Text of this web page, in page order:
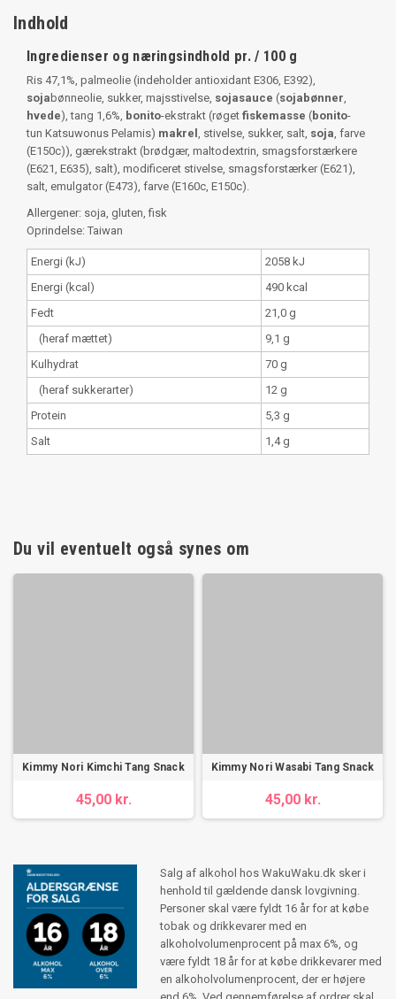
Indhold
Ingredienser og næringsindhold pr. / 100 g
Ris 47,1%, palmeolie (indeholder antioxidant E306, E392),
soja bønneolie, sukker, majsstivelse, sojasauce (sojabønner,
hvede), tang 1,6%, bonito-ekstrakt (røget fiskemasse (bonito-
tun Katsuwonus Pelamis) makrel , stivelse, sukker, salt, soja, farve
(E150c)), gærekstrakt (brødgær, maltodextrin, smagsforstærkere
(E621, E635), salt), modificeret stivelse, smagsforstærker (E621),
salt, emulgator (E473), farve (E160c, E150c).
Allergener: soja, gluten, fisk
Oprindelse: Taiwan
Energi (kJ)
2058 kJ
Energi (kcal)
490 kcal
Fedt
21,0 g
(heraf mættet)
9,1 g
Kulhydrat
70 g
(heraf sukkerarter)
12 g
Protein
5,3 g
Salt
1,4 g
Du vil eventuelt også synes om
Kimmy Nori Kimchi Tang Snack
45,00 kr.
Kimmy Nori Wasabi Tang Snack
45,00 kr.
Salg af alkohol hos WakuWaku.dk sker i
henhold til gældende dansk lovgivning.
Personer skal være fyldt 16 år for at købe
tobak og drikkevarer med en
alkoholvolumenprocent på max 6%, og
være fyldt 18 år for at købe drikkevarer med
en alkoholvolumenprocent, der er højere